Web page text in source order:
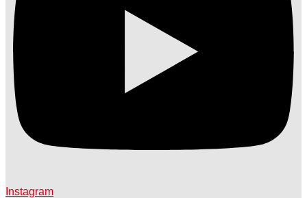
Instagram